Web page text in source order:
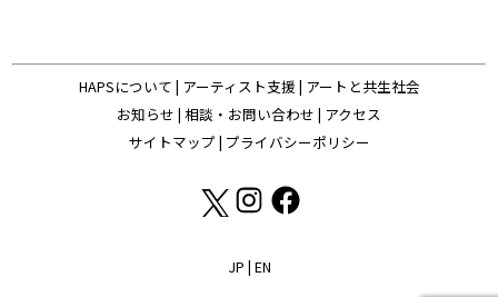
HAPSについて | アーティスト支援 | アートと共生社会
お知らせ | 相談・お問い合わせ | アクセス
サイトマップ | プライバシーポリシー
JP | EN